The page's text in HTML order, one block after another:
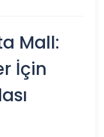
Mall:
İçin